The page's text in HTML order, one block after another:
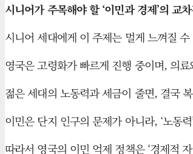
시니어가 주목해야 할 ‘이민과 경제’의 교
시니어 세대에게 이 주제는 멀게 느껴질
영국은 고령화가 빠르게 진행 중이며, 의
젊은 세대의 노동력과 세금이 줄면, 결국
이민은 단지 인구의 문제가 아니라, ‘노동
따라서 영국의 이민 억제 정책은 ‘경제적